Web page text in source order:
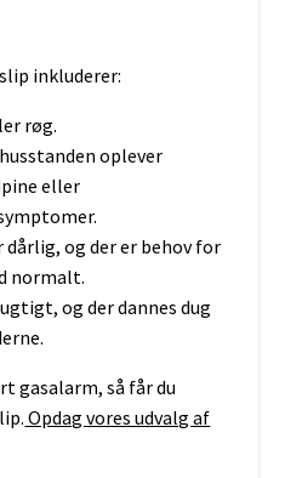
inkluderer:
røg.
oplever
eller
dårlig, og der er behov for
normalt.
og der dannes dug
gasalarm, så får du
Opdag vores udvalg af